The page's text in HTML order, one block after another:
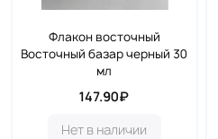
Флакон восточный
Восточный базар черный 30
мл
147.90₽
Нет в наличии